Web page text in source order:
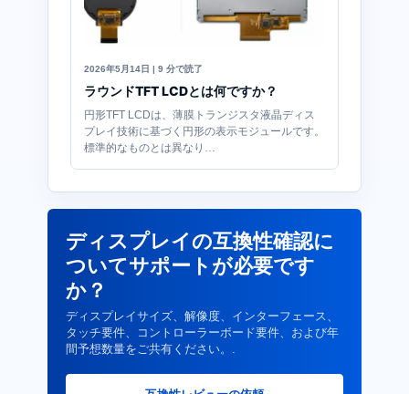
2026年5月14日 | 9 分で読了
ラウンドTFT LCDとは何ですか？
円形TFT LCDは、薄膜トランジスタ液晶ディス
プレイ技術に基づく円形の表示モジュールです。
標準的なものとは異なり…
ディスプレイの互換性確認に
ついてサポートが必要です
か？
ディスプレイサイズ、解像度、インターフェース、
タッチ要件、コントローラーボード要件、および年
間予想数量をご共有ください。.